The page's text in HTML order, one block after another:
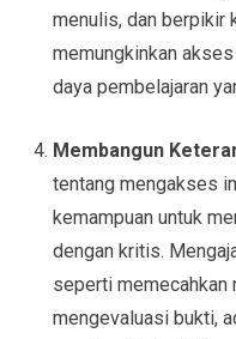
menulis, dan berpikir
memungkinkan
daya pembelajaran
Membangun
tentang mengakses
kemampuan untuk
dengan kritis.
seperti memecahkan
mengevaluasi bukti,